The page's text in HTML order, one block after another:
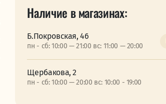
Наличие в магазинах:
Б.Покровская, 46
пн - сб: 10:00 — 21:00 вс: 11:00 — 20:00
Щербакова, 2
пн - сб: 10:00 — 20:00 вс: 10:00 - 19:00